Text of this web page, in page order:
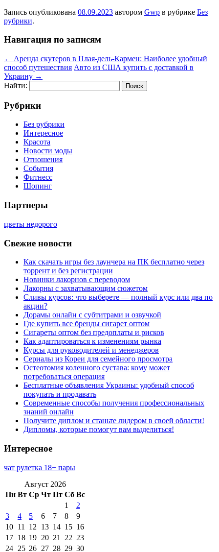
Запись опубликована 08.09.2023 автором Gwp в рубрике Без
рубрики.
Навигация по записям
← Аренда скутеров в Плая-дель-Кармен: Наиболее удобный
способ путешествия Авто из США купить с доставкой в
Украину →
Найти:
Рубрики
Без рубрики
Интересное
Красота
Новости моды
Отношения
События
Фитнесс
Шопинг
Партнеры
цветы недорого
Свежие новости
Как скачать игры без лаунчера на ПК бесплатно через
торрент и без регистрации
Новинки лакорнов с переводом
Лакорны с захватывающим сюжетом
Сливы курсов: что выберете — полный курс или два по
акции?
Дорамы онлайн с субтитрами и озвучкой
Где купить все бренды сигарет оптом
Сигареты оптом без предоплаты и рисков
Как адаптироваться к изменениям рынка
Курсы для руководителей и менеджеров
Сериалы из Кореи для семейного просмотра
Остеотомия коленного сустава: кому может
потребоваться операция
Бесплатные объявления Украины: удобный способ
покупать и продавать
Современные способы получения профессиональных
знаний онлайн
Получите диплом и станьте лидером в своей области!
Дипломы, которые помогут вам выделиться!
Интересное
чат рулетка 18+ пары
Август 2026
Пн Вт Ср Чт Пт Сб Вс
1
2
3
4 5 6 7 8
9
10 11 12 13 14 15 16
17 18 19 20 21 22 23
24 25 26 27 28 29 30